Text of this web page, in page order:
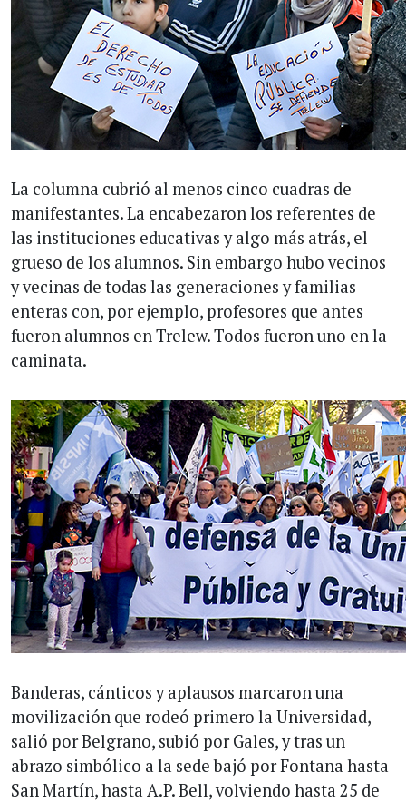
La columna cubrió al menos cinco cuadras de
manifestantes. La encabezaron los referentes de
las instituciones educativas y algo más atrás, el
grueso de los alumnos. Sin embargo hubo vecinos
y vecinas de todas las generaciones y familias
enteras con, por ejemplo, profesores que antes
fueron alumnos en Trelew. Todos fueron uno en la
caminata.
Banderas, cánticos y aplausos marcaron una
movilización que rodeó primero la Universidad,
salió por Belgrano, subió por Gales, y tras un
abrazo simbólico a la sede bajó por Fontana hasta
San Martín, hasta A.P. Bell, volviendo hasta 25 de